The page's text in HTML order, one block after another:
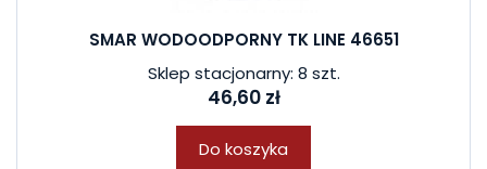
SMAR WODOODPORNY TK LINE 46651
Sklep stacjonarny: 8 szt.
46,60 zł
Do koszyka